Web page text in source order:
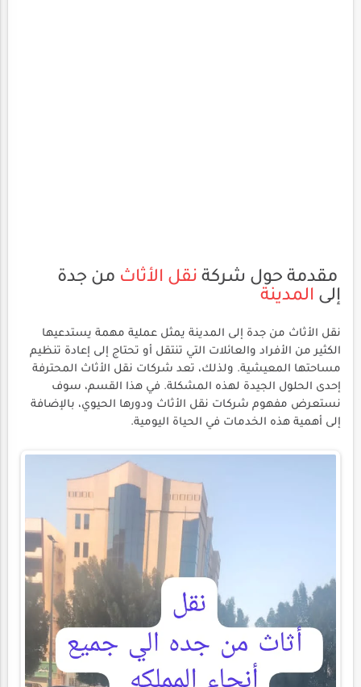
مقدمة حول شركة نقل الأثاث من جدة
إلى المدينة
نقل الأثاث من جدة إلى المدينة يمثل عملية مهمة يستدعيها
الكثير من الأفراد والعائلات التي تنتقل أو تحتاج إلى إعادة تنظيم
مساحتها المعيشية. ولذلك، تعد شركات نقل الأثاث المحترفة
إحدى الحلول الجيدة لهذه المشكلة. في هذا القسم، سوف
نستعرض مفهوم شركات نقل الأثاث ودورها الحيوي، بالإضافة
إلى أهمية هذه الخدمات في الحياة اليومية.